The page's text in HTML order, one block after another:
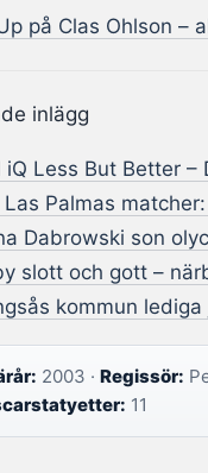
på Clas Ohlson –
inlägg
iQ Less But Better
Las Palmas
Dabrowski son
slott och gott –
kommun
2003 · Regissör:
11